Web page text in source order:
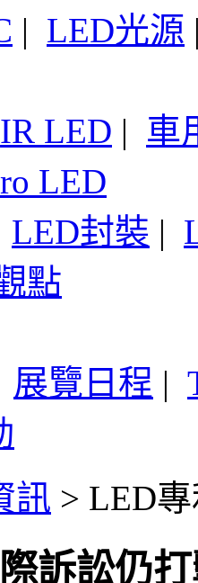
| LED光源
IR LED | 車
LED
LED封裝 |
點
展覽日程 |
訊 > LED
訴訟仍